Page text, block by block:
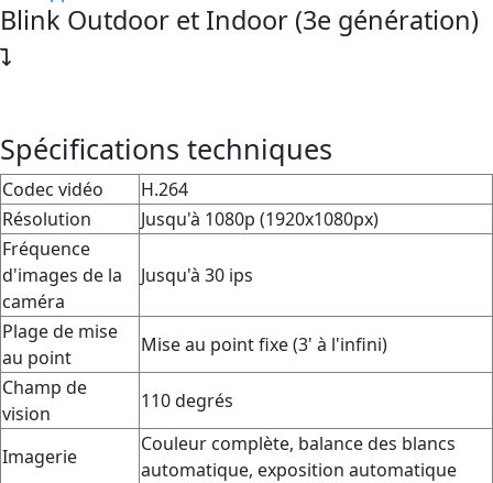
Blink Outdoor et Indoor (3e génération)
Spécifications techniques
Codec vidéo
H.264
Résolution
Jusqu'à 1080p (1920x1080px)
Fréquence
d'images de la
caméra
Jusqu'à 30 ips
Plage de mise
au point
Mise au point fixe (3' à l'infini)
Champ de
vision
110 degrés
Imagerie
Couleur complète, balance des blancs
automatique, exposition automatique